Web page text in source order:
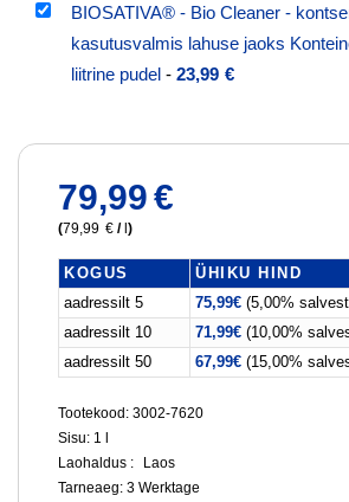
BIOSATIVA® - Bio Cleaner -
kasutusvalmis lahuse jaoks
liitrine pudel - 23,99 €
79,99€
(79,99 € / l)
KOGUS
ÜHIKU HIND
aadressilt 5
75,99€ (5,00%
aadressilt 10
71,99€ (10,00%
aadressilt 50
67,99€ (15,00%
Tootekood: 3002-7620
Sisu: 1
Laohaldus :
Laos
Tarneaeg:3 Werktage